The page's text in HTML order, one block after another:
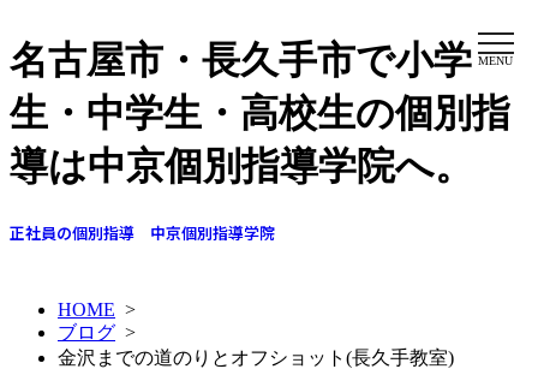
名古屋市・長久手市で小学
生・中学生・高校生の個別指
導は中京個別指導学院へ。
正社員の個別指導 中京個別指導学院
MENU
HOME >
ブログ >
金沢までの道のりとオフショット(長久手教室)